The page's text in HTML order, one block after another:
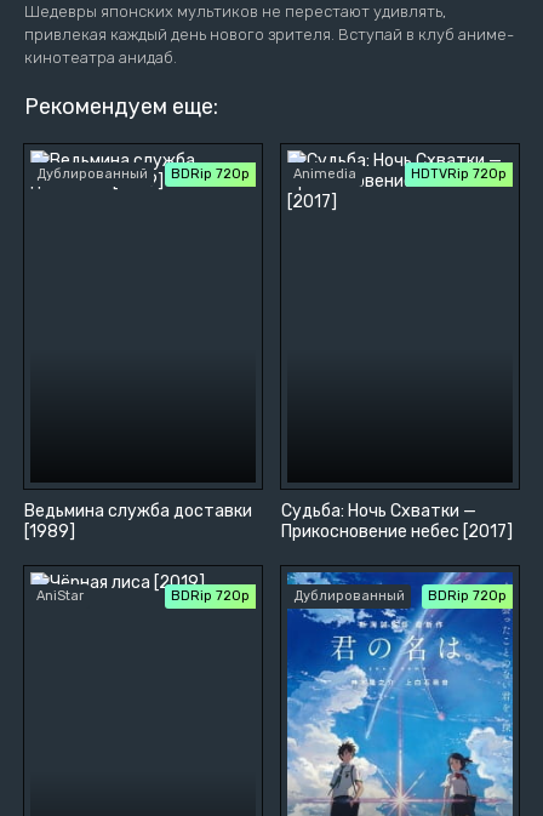
Шедевры японских мультиков не перестают удивлять,
привлекая каждый день нового зрителя. Вступай в клуб аниме-
кинотеатра анидаб.
Рекомендуем еще:
Ведьмина служба доставки
[1989]
Дублированный BDRip 720p
Судьба: Ночь Схватки —
Прикосновение небес [2017]
Animedia HDTVRip 720p
AniStar BDRip 720p Дублированный BDRip 720p